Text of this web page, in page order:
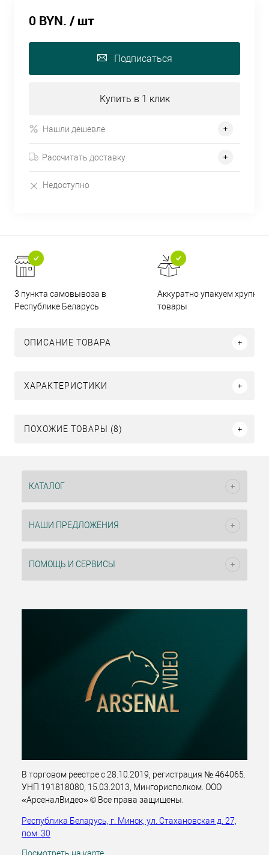
0 BYN. / шт
Подписаться
Купить в 1 клик
Нашли дешевле
Рассчитать доставку
Недоступно
3 пункта самовывоза в
Республике Беларусь
Аккуратно упакуем хрупкие
товары
ОПИСАНИЕ ТОВАРА
ХАРАКТЕРИСТИКИ
ПОХОЖИЕ ТОВАРЫ (8)
КАТАЛОГ
НАШИ ПРЕДЛОЖЕНИЯ
ПОМОЩЬ И СЕРВИСЫ
В торговом реестре с 28.10.2019, регистрация № 464065.
УНП 191818080, 15.03.2013, Мингорисполком. ООО
«АрсеналВидео» © Все права защищены.
Республика Беларусь, г. Минск, ул. Стахановская д. 27,
пом. 30
Посмотреть на карте